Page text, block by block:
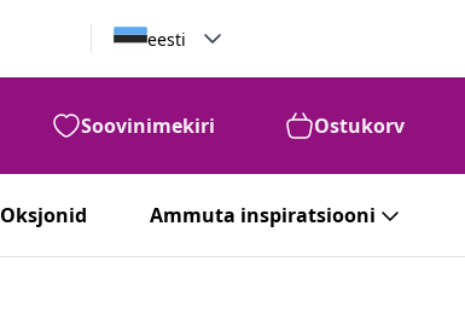
eesti
Soovinimekiri Ostukorv
Oksjonid Ammuta inspiratsiooni